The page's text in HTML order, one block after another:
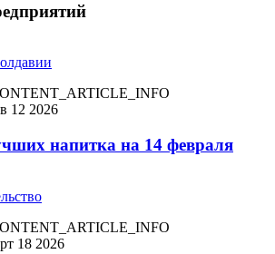
12 2026
напитка на 14 февраля
18 2026